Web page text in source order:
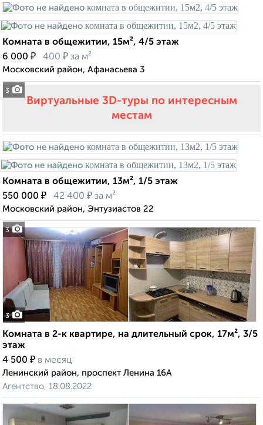
3
Комната в общежитии, 15м², 4/5 этаж
6 000 ₽ 400 ₽ за м²
Московский район, Афанасьева 3
Виртуальные 3D-туры по интересным
местам
3
Комната в общежитии, 13м², 1/5 этаж
550 000 ₽ 42 400 ₽ за м²
Московский район, Энтузиастов 22
3
Комната в 2-к квартире, на длительный срок, 17м², 3/5
этаж
4 500 ₽ в месяц
Ленинский район, проспект Ленина 16А
Агентство, 18.08.2022